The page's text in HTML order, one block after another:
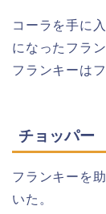
コーラを手に
になったフラン
フランキーは
チョッパ
フランキーを
いた。